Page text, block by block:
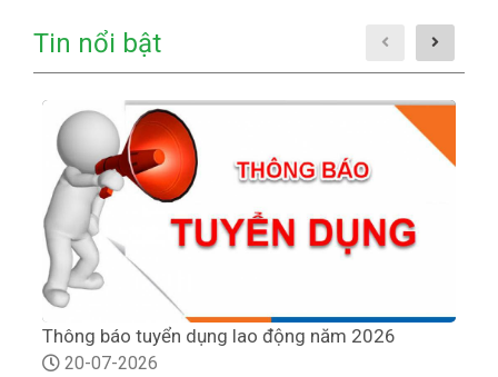
Tin nổi bật
Thông báo tuyển dụng lao động năm 2026
20-07-2026